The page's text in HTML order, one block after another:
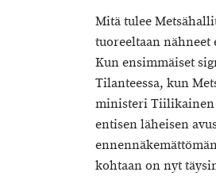
Mitä tulee
tuoreeltaan
Kun ensimmäiset
Tilanteessa, kun
ministeri Tiilikainen
entisen läheisen
kohtaan on nyt